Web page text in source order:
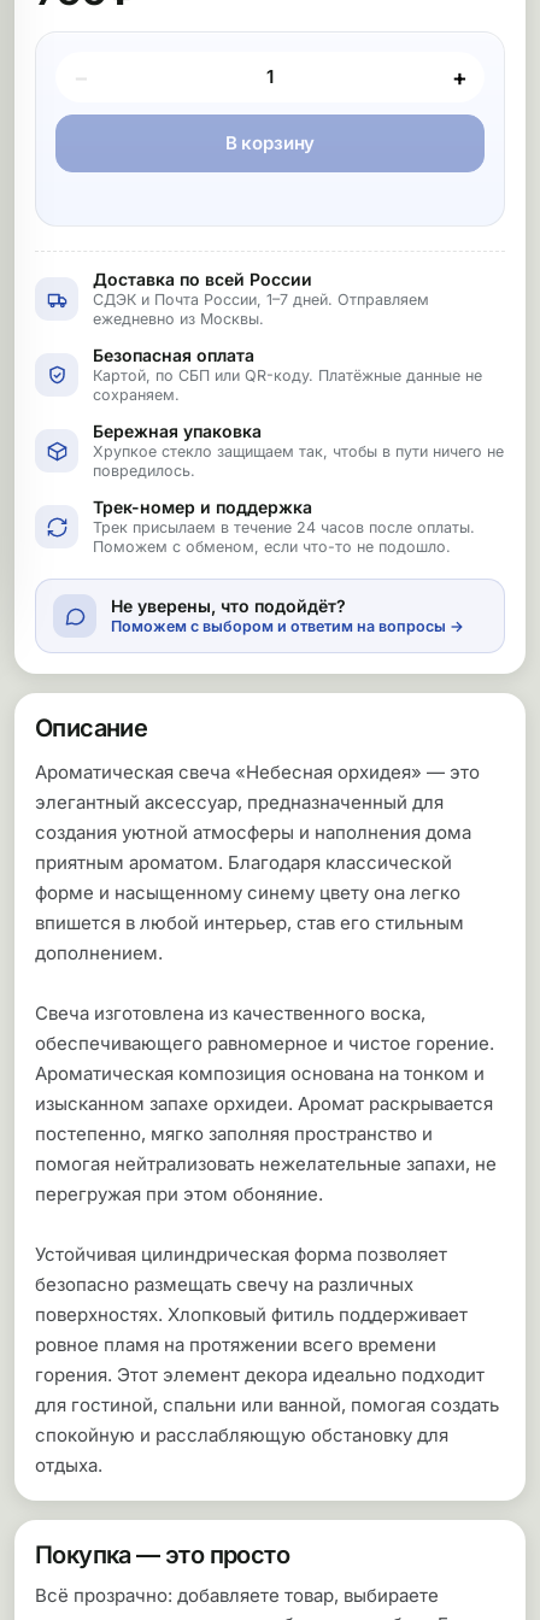
Покупка товара
− +
В корзину
Доставка по всей России
СДЭК и Почта России, 1–7 дней. Отправляем
ежедневно из Москвы.
Безопасная оплата
Картой, по СБП или QR-коду. Платёжные данные не
сохраняем.
Бережная упаковка
Хрупкое стекло защищаем так, чтобы в пути ничего не
повредилось.
Трек-номер и поддержка
Трек присылаем в течение 24 часов после оплаты.
Поможем с обменом, если что-то не подошло.
Не уверены, что подойдёт?
Поможем с выбором и ответим на вопросы →
Описание
Ароматическая свеча «Небесная орхидея» — это
элегантный аксессуар, предназначенный для
создания уютной атмосферы и наполнения дома
приятным ароматом. Благодаря классической
форме и насыщенному синему цвету она легко
впишется в любой интерьер, став его стильным
дополнением.
Свеча изготовлена из качественного воска,
обеспечивающего равномерное и чистое горение.
Ароматическая композиция основана на тонком и
изысканном запахе орхидеи. Аромат раскрывается
постепенно, мягко заполняя пространство и
помогая нейтрализовать нежелательные запахи, не
перегружая при этом обоняние.
Устойчивая цилиндрическая форма позволяет
безопасно размещать свечу на различных
поверхностях. Хлопковый фитиль поддерживает
ровное пламя на протяжении всего времени
горения. Этот элемент декора идеально подходит
для гостиной, спальни или ванной, помогая создать
спокойную и расслабляющую обстановку для
отдыха.
Покупка — это просто
Всё прозрачно: добавляете товар, выбираете